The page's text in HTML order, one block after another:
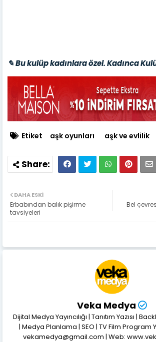
✎ Bu kulüp kadınlara özel. Kadınca
Etiket aşk oyunları aşk ve evlilik
Bel
DAHA ESKI
Erbabından balık pişirme
tavsiyeleri
Veka Medya
Dijital Medya Yayıncılığı | Tanıtım Yazısı |
| Medya Planlama | SEO | TV Film Program
vekamedya@gmail.com | Web: